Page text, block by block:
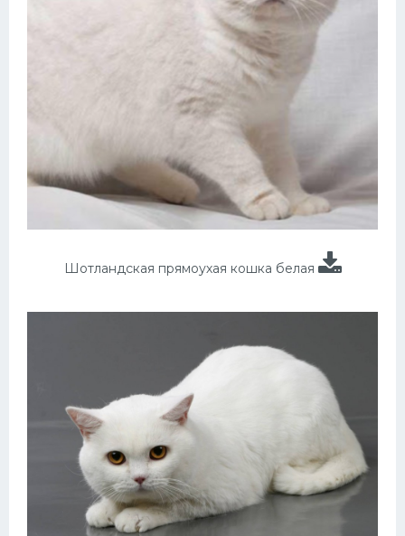
Шотландская прямоухая кошка белая